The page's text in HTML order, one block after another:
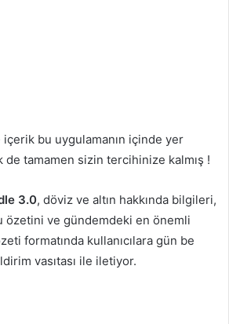
bu uygulamanın içinde yer
de tamamen sizin tercihinize kalmış !
3.0, döviz ve altın hakkında bilgileri,
özetini ve gündemdeki en önemli
formatında kullanıcılara gün be
vasıtası ile iletiyor.